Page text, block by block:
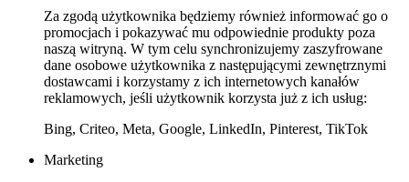
Za zgodą użytkownika będziemy również informować go o
promocjach i pokazywać mu odpowiednie produkty poza
naszą witryną. W tym celu synchronizujemy zaszyfrowane
dane osobowe użytkownika z następującymi zewnętrznymi
dostawcami i korzystamy z ich internetowych kanałów
reklamowych, jeśli użytkownik korzysta już z ich usług:
Bing, Criteo, Meta, Google, LinkedIn, Pinterest, TikTok
Marketing